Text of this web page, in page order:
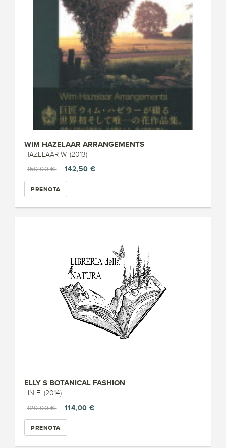
WIM HAZELAAR ARRANGEMENTS
HAZELAAR W. (2013)
150,00 €
142,50 €
PRENOTA
ELLY S BOTANICAL FASHION
LIN E. (2014)
120,00 €
114,00 €
PRENOTA